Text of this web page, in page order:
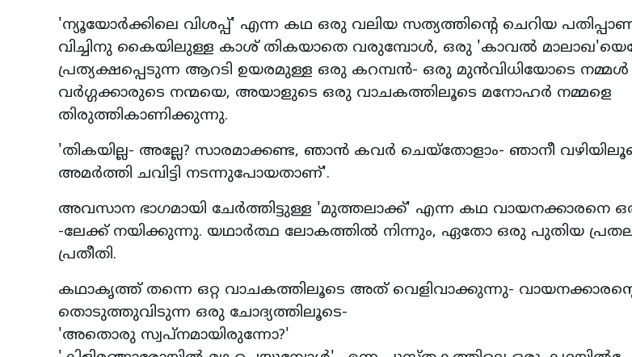
'ന്യൂയോര്‍ക്കിലെ വിശപ്പ്' എന്ന കഥ ഒരു വലിയ സത്യത്തിന്റെ ചെറിയ
വിച്ചിനു കൈയിലുള്ള കാശ് തികയാതെ വരുമ്പോള്‍, ഒരു 'കാവല്‍
പ്രത്യക്ഷപ്പെടുന്ന ആറടി ഉയരമുള്ള ഒരു കറമ്പന്‍- ഒരു മുന്‍വിധിയോടെ
വര്‍ഗ്ഗക്കാരുടെ നന്മയെ, അയാളുടെ ഒരു വാചകത്തിലൂടെ മനോഹര്‍ നമ്മളെ
തിരുത്തികാണിക്കുന്നു.
'തികയില്ല- അല്ലേ? സാരമാക്കണ്ട, ഞാന്‍ കവര്‍ ചെയ്‌തോളാം- ഞാനീ
അമര്‍ത്തി ചവിട്ടി നടന്നുപോയതാണ്'.
അവസാന ഭാഗമായി ചേര്‍ത്തിട്ടുള്ള 'മുത്തലാക്ക്' എന്ന കഥ വായനക്കാരനെ
-ലേക്ക് നയിക്കുന്നു. യഥാര്‍ത്ഥ ലോകത്തില്‍ നിന്നും, ഏതോ ഒരു പുതിയ
പ്രതീതി.
കഥാകൃത്ത് തന്നെ ഒറ്റ വാചകത്തിലൂടെ അത് വെളിവാക്കുന്നു-
തൊടുത്തുവിടുന്ന ഒരു ചോദ്യത്തിലൂടെ-
'അതൊരു സ്വപ്‌നമായിരുന്നോ?'